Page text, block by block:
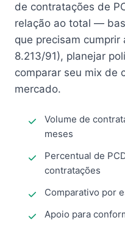
de contratações de
relação ao total —
que precisam cumprir
8.213/91), planejar
comparar seu mix de
mercado.
Volume de
meses
Percentual de
contratações
Comparativo por
Apoio para